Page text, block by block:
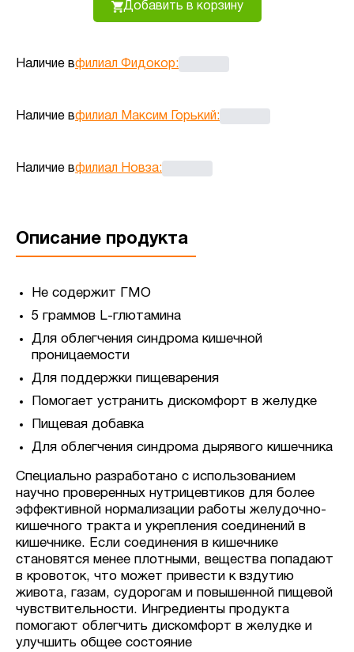
Добавить в корзину
Наличие вфилиал Фидокор:
Наличие вфилиал Максим Горький:
Наличие вфилиал Новза:
Описание продукта
Не содержит ГМО
5 граммов L-глютамина
Для облегчения синдрома кишечной
проницаемости
Для поддержки пищеварения
Помогает устранить дискомфорт в желудке
Пищевая добавка
Для облегчения синдрома дырявого кишечника
Специально разработано с использованием
научно проверенных нутрицевтиков для более
эффективной нормализации работы желудочно-
кишечного тракта и укрепления соединений в
кишечнике. Если соединения в кишечнике
становятся менее плотными, вещества попадают
в кровоток, что может привести к вздутию
живота, газам, судорогам и повышенной пищевой
чувствительности. Ингредиенты продукта
помогают облегчить дискомфорт в желудке и
улучшить общее состояние